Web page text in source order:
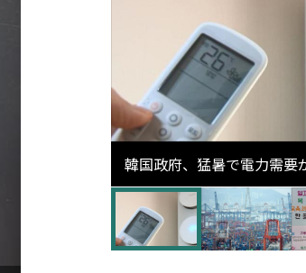
韓国政府、猛暑で電力需要
高更新の可能性に需給対応
検